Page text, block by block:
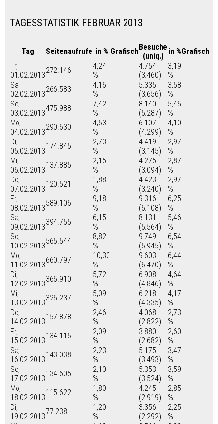
TAGESSTATISTIK FEBRUAR 2013
Tag Seitenaufrufe in % GrafischBesuche
(uniq.)
in %Grafisch
Fr,
01.02.2013
272.146
4,24
%
4.754
(3.460)
3,19
%
Sa,
02.02.2013
266.583
4,16
%
5.335
(3.656)
3,58
%
So,
03.02.2013
475.988
7,42
%
8.140
(5.287)
5,46
%
Mo,
04.02.2013
290.630
4,53
%
6.107
(4.299)
4,10
%
Di,
05.02.2013
174.845
2,73
%
4.419
(3.145)
2,97
%
Mi,
06.02.2013
137.885
2,15
%
4.275
(3.094)
2,87
%
Do,
07.02.2013
120.521
1,88
%
4.423
(3.240)
2,97
%
Fr,
08.02.2013
589.106
9,18
%
9.316
(6.108)
6,25
%
Sa,
09.02.2013
394.755
6,15
%
8.131
(5.564)
5,46
%
So,
10.02.2013
565.544
8,82
%
9.749
(5.945)
6,54
%
Mo,
11.02.2013
660.797
10,30
%
9.603
(6.470)
6,44
%
Di,
12.02.2013
366.910
5,72
%
6.908
(4.846)
4,64
%
Mi,
13.02.2013
326.237
5,09
%
6.218
(4.335)
4,17
%
Do,
14.02.2013
157.878
2,46
%
4.068
(2.822)
2,73
%
Fr,
15.02.2013
134.115
2,09
%
3.880
(2.682)
2,60
%
Sa,
16.02.2013
143.038
2,23
%
5.175
(3.493)
3,47
%
So,
17.02.2013
134.605
2,10
%
5.353
(3.524)
3,59
%
Mo,
18.02.2013
115.622
1,80
%
4.245
(2.919)
2,85
%
Di,
19.02.2013
77.238
1,20
%
3.356
(2.292)
2,25
%